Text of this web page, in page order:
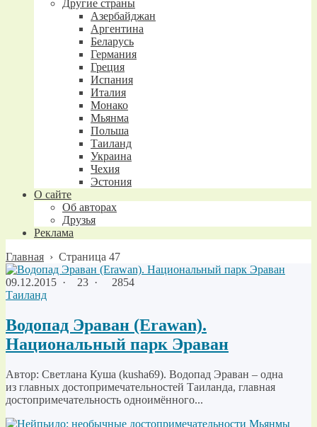
Другие страны
Азербайджан
Аргентина
Беларусь
Германия
Греция
Испания
Италия
Монако
Мьянма
Польша
Таиланд
Украина
Чехия
Эстония
О сайте
Об авторах
Друзья
Реклама
Главная › Страница 47
09.12.2015 · 23 ·
2854
Таиланд
Водопад Эраван (Erawan).
Национальный парк Эраван
Автор: Светлана Куша (kusha69). Водопад Эраван – одна
из главных достопримечательностей Таиланда, главная
достопримечательность одноимённого...